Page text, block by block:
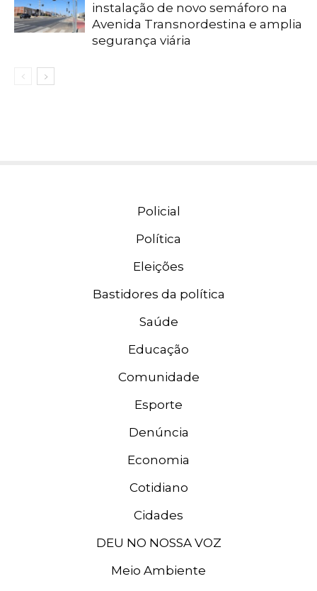
instalação de novo semáforo na
Avenida Transnordestina e amplia
segurança viária
Policial
Política
Eleições
Bastidores da política
Saúde
Educação
Comunidade
Esporte
Denúncia
Economia
Cotidiano
Cidades
DEU NO NOSSA VOZ
Meio Ambiente